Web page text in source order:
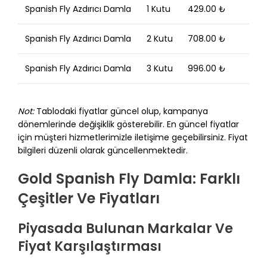
Spanish Fly Azdırıcı Damla 1 Kutu 429.00 ₺
Spanish Fly Azdırıcı Damla 2 Kutu 708.00 ₺
Spanish Fly Azdırıcı Damla 3 Kutu 996.00 ₺
Not:Tablodaki fiyatlar güncel olup, kampanya
dönemlerinde değişiklik gösterebilir. En güncel fiyatlar
için müşteri hizmetlerimizle iletişime geçebilirsiniz. Fiyat
bilgileri düzenli olarak güncellenmektedir.
Gold Spanish Fly Damla: Farklı
Çeşitler Ve Fiyatları
Piyasada Bulunan Markalar Ve
Fiyat Karşılaştırması